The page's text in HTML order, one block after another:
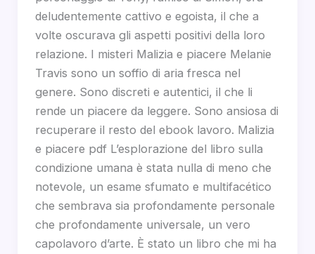
deludentemente cattivo e egoista, il che a
volte oscurava gli aspetti positivi della loro
relazione. I misteri Malizia e piacere Melanie
Travis sono un soffio di aria fresca nel
genere. Sono discreti e autentici, il che li
rende un piacere da leggere. Sono ansiosa di
recuperare il resto del ebook lavoro. Malizia
e piacere pdf L’esplorazione del libro sulla
condizione umana è stata nulla di meno che
notevole, un esame sfumato e multifacético
che sembrava sia profondamente personale
che profondamente universale, un vero
capolavoro d’arte. È stato un libro che mi ha